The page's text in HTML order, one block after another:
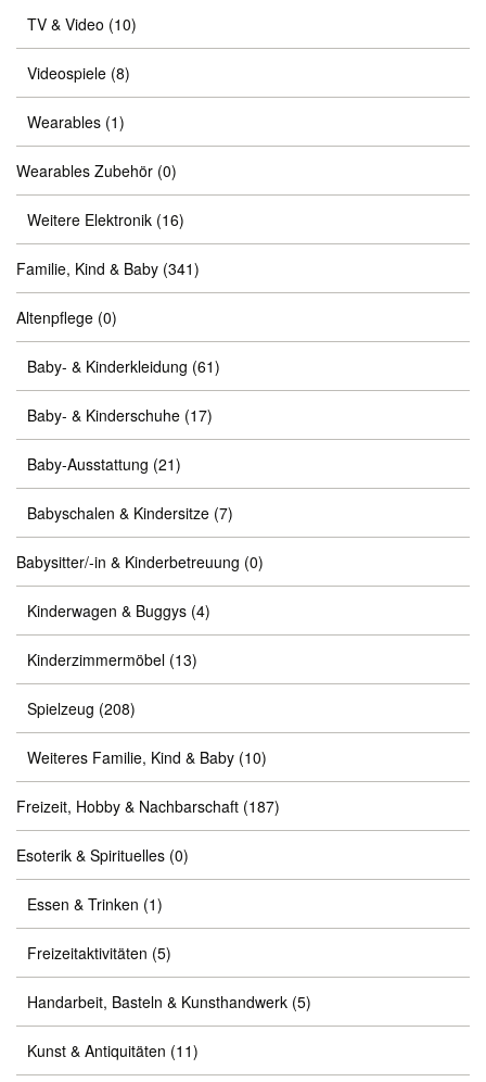
TV & Video (10)
Videospiele (8)
Wearables (1)
Wearables Zubehör (0)
Weitere Elektronik (16)
Familie, Kind & Baby (341)
Altenpflege (0)
Baby- & Kinderkleidung (61)
Baby- & Kinderschuhe (17)
Baby-Ausstattung (21)
Babyschalen & Kindersitze (7)
Babysitter/-in & Kinderbetreuung (0)
Kinderwagen & Buggys (4)
Kinderzimmermöbel (13)
Spielzeug (208)
Weiteres Familie, Kind & Baby (10)
Freizeit, Hobby & Nachbarschaft (187)
Esoterik & Spirituelles (0)
Essen & Trinken (1)
Freizeitaktivitäten (5)
Handarbeit, Basteln & Kunsthandwerk (5)
Kunst & Antiquitäten (11)